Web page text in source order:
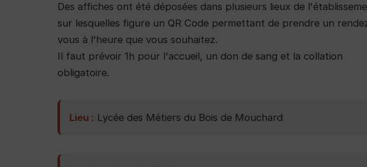
Des affiches ont été déposées dans plusieurs lieux de
sur lesquelles figure un QR Code permettant de prendre un
vous à l'heure que vous souhaitez.
Il faut prévoir 1h pour l'accueil, un don de sang et la collation
obligatoire.
Lieu : Lycée des Métiers du Bois de Mouchard